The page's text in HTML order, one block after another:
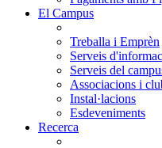
El Campus
Treballa i Emprèn
Serveis
Serveis del
Associacions i
Instal·lacions
Esdeveniments
Recerca